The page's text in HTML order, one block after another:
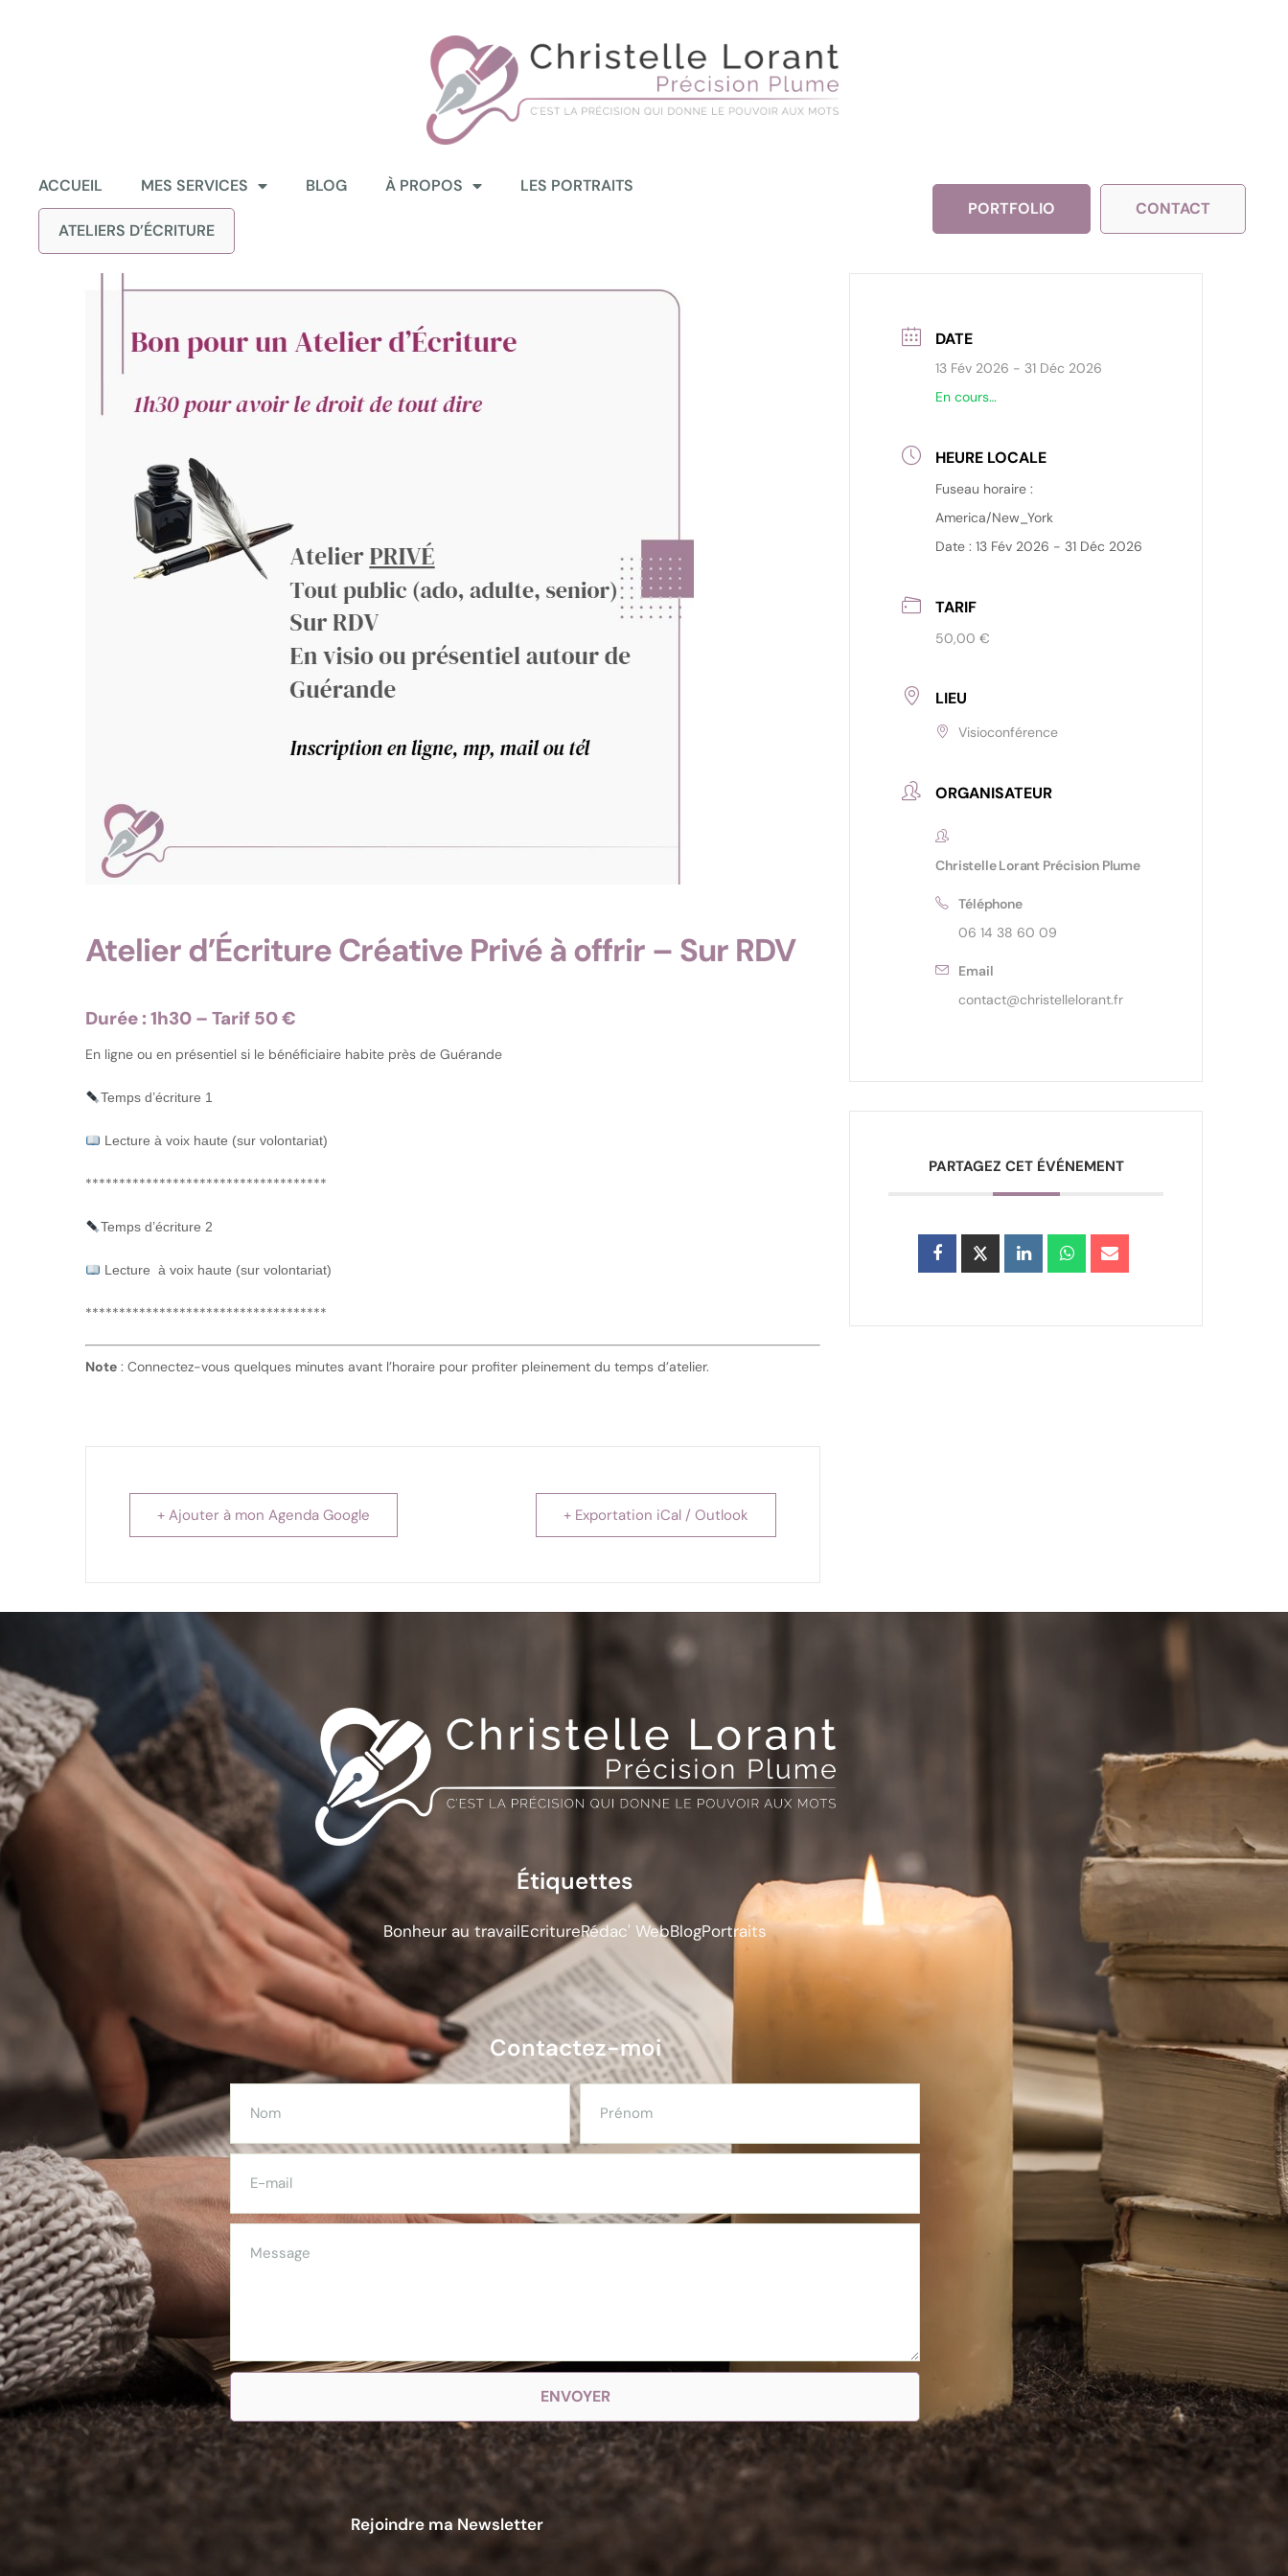
ACCUEIL MES SERVICES BLOG À PROPOS LES PORTRAITS
ATELIERS D’ÉCRITURE
PORTFOLIO CONTACT
Atelier d’Écriture Créative Privé à offrir – Sur RDV
Durée : 1h30 – Tarif 50 €
En ligne ou en présentiel si le bénéficiaire habite près de Guérande
Temps d’écriture 1
Lecture à voix haute (sur volontariat)
************************************
Temps d’écriture 2
Lecture à voix haute (sur volontariat)
************************************
Note : Connectez-vous quelques minutes avant l’horaire pour profiter pleinement du temps d’atelier.
+ Ajouter à mon Agenda Google + Exportation iCal / Outlook
DATE
13 Fév 2026 - 31 Déc 2026
En cours…
HEURE LOCALE
Fuseau horaire :
America/New_York
Date :13 Fév 2026 - 31 Déc 2026
TARIF
50,00 €
LIEU
Visioconférence
ORGANISATEUR
Christelle Lorant Précision Plume
Téléphone
06 14 38 60 09
Email
contact@christellelorant.fr
PARTAGEZ CET ÉVÉNEMENT
Étiquettes
Bonheur au travailEcritureRédac' WebBlogPortraits
Contactez-moi
ENVOYER
Rejoindre ma Newsletter